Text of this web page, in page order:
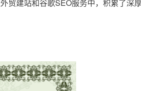
贸建站和谷歌SEO服务中，积累了深